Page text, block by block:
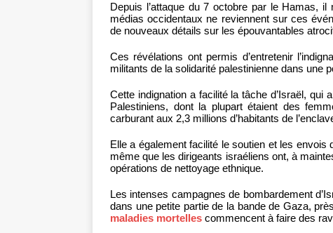
Depuis l’attaque du 7 octobre par le Hamas,
médias occidentaux ne reviennent sur ces
de nouveaux détails sur les épouvantables
Ces révélations ont permis d’entretenir
militants de la solidarité palestinienne dans une
Cette indignation a facilité la tâche d’Israël,
Palestiniens, dont la plupart étaient des
carburant aux 2,3 millions d’habitants de
Elle a également facilité le soutien et les
même que les dirigeants israéliens ont, à
opérations de nettoyage ethnique.
Les intenses campagnes de bombardement
dans une petite partie de la bande de Gaza,
maladies mortelles commencent à faire des